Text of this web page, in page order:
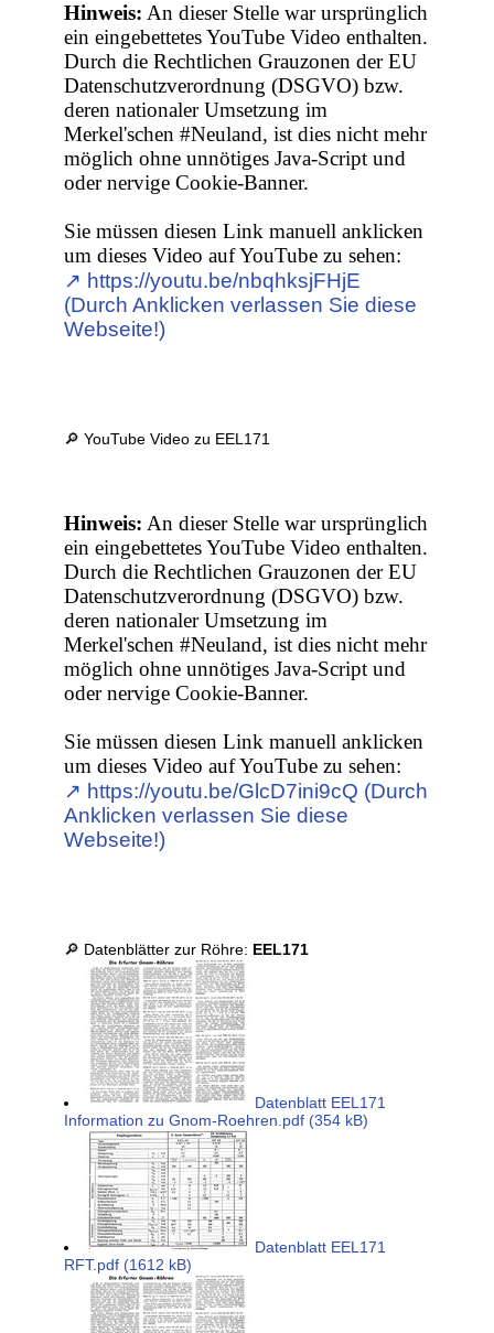
Hinweis: An dieser Stelle war ursprünglich
ein eingebettetes YouTube Video enthalten.
Durch die Rechtlichen Grauzonen der EU
Datenschutzverordnung (DSGVO) bzw.
deren nationaler Umsetzung im
Merkel'schen #Neuland, ist dies nicht mehr
möglich ohne unnötiges Java-Script und
oder nervige Cookie-Banner.
Sie müssen diesen Link manuell anklicken
um dieses Video auf YouTube zu sehen:
↗︎ https://youtu.be/nbqhksjFHjE
(Durch Anklicken verlassen Sie diese
Webseite!)
🔎 YouTube Video zu EEL171
Hinweis: An dieser Stelle war ursprünglich
ein eingebettetes YouTube Video enthalten.
Durch die Rechtlichen Grauzonen der EU
Datenschutzverordnung (DSGVO) bzw.
deren nationaler Umsetzung im
Merkel'schen #Neuland, ist dies nicht mehr
möglich ohne unnötiges Java-Script und
oder nervige Cookie-Banner.
Sie müssen diesen Link manuell anklicken
um dieses Video auf YouTube zu sehen:
↗︎ https://youtu.be/GlcD7ini9cQ (Durch
Anklicken verlassen Sie diese
Webseite!)
🔎 Datenblätter zur Röhre: EEL171
Datenblatt EEL171
Information zu Gnom-Roehren.pdf (354 kB)
Datenblatt EEL171
RFT.pdf (1612 kB)